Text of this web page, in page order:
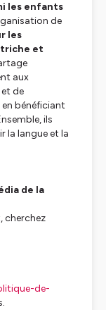
les enfants
de
les
et
aux
de
bénéficiant
ils
la langue et la
de la
cherchez
de-